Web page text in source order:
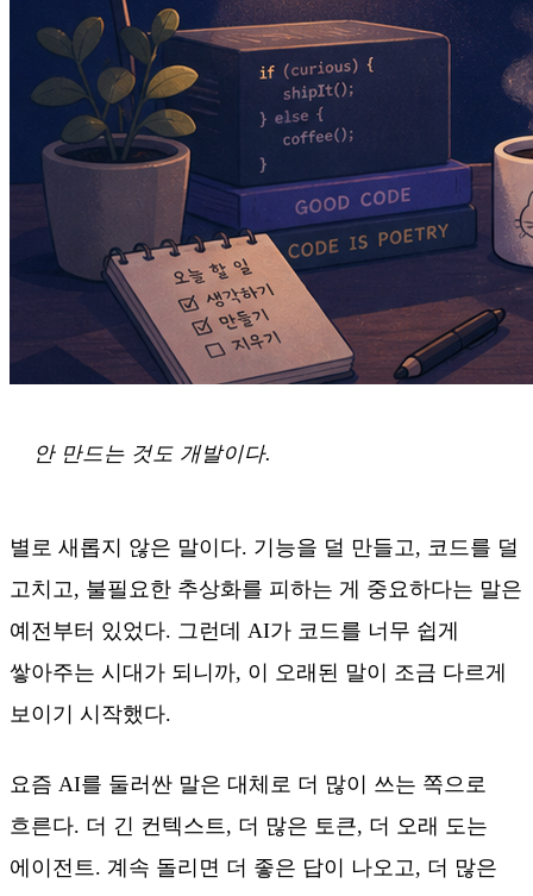
안 만드는 것도 개발이다.
별로 새롭지 않은 말이다. 기능을 덜 만들고, 코드를 덜
고치고, 불필요한 추상화를 피하는 게 중요하다는 말은
예전부터 있었다. 그런데 AI가 코드를 너무 쉽게
쌓아주는 시대가 되니까, 이 오래된 말이 조금 다르게
보이기 시작했다.
요즘 AI를 둘러싼 말은 대체로 더 많이 쓰는 쪽으로
흐른다. 더 긴 컨텍스트, 더 많은 토큰, 더 오래 도는
에이전트. 계속 돌리면 더 좋은 답이 나오고, 더 많은